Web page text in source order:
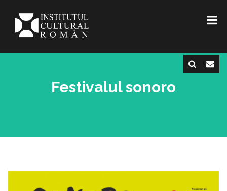
Festivalul sonoro